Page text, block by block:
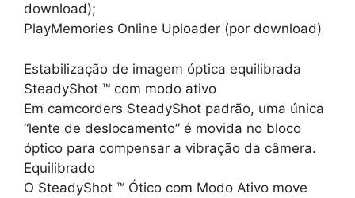
download);
PlayMemories Online Uploader (por download)
Estabilização de imagem óptica equilibrada
SteadyShot ™ com modo ativo
Em camcorders SteadyShot padrão, uma única
“lente de deslocamento” é movida no bloco
óptico para compensar a vibração da câmera.
Equilibrado
O SteadyShot ™ Ótico com Modo Ativo move